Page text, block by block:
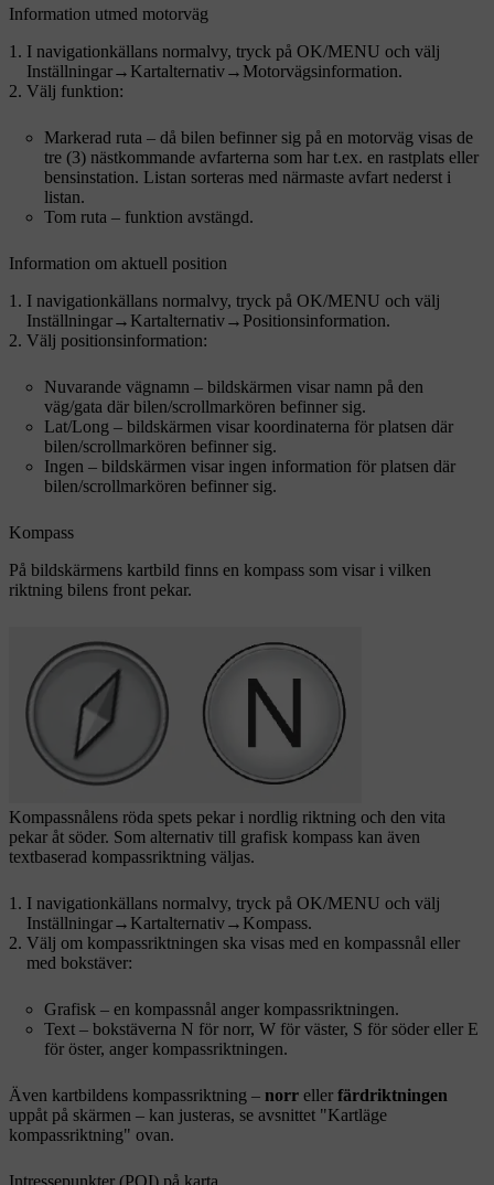
Information utmed motorväg
I navigationkällans normalvy, tryck på OK/MENU och välj
Inställningar→ Kartalternativ→ Motorvägsinformation.
Välj funktion:
Markerad ruta – då bilen befinner sig på en motorväg visas de
tre (3) nästkommande avfarterna som har t.ex. en rastplats eller
bensinstation. Listan sorteras med närmaste avfart nederst i
listan.
Tom ruta – funktion avstängd.
Information om aktuell position
I navigationkällans normalvy, tryck på OK/MENU och välj
Inställningar→ Kartalternativ→ Positionsinformation.
Välj positionsinformation:
Nuvarande vägnamn – bildskärmen visar namn på den
väg/gata där bilen/scrollmarkören befinner sig.
Lat/Long – bildskärmen visar koordinaterna för platsen där
bilen/scrollmarkören befinner sig.
Ingen – bildskärmen visar ingen information för platsen där
bilen/scrollmarkören befinner sig.
Kompass
På bildskärmens kartbild finns en kompass som visar i vilken
riktning bilens front pekar.
Kompassnålens röda spets pekar i nordlig riktning och den vita
pekar åt söder. Som alternativ till grafisk kompass kan även
textbaserad kompassriktning väljas.
I navigationkällans normalvy, tryck på OK/MENU och välj
Inställningar→ Kartalternativ→ Kompass.
Välj om kompassriktningen ska visas med en kompassnål eller
med bokstäver:
Grafisk – en kompassnål anger kompassriktningen.
Text – bokstäverna N för norr, W för väster, S för söder eller E
för öster, anger kompassriktningen.
Även kartbildens kompassriktning – norr eller färdriktningen
uppåt på skärmen – kan justeras, se avsnittet "Kartläge
kompassriktning" ovan.
Intressepunkter (POI) på karta